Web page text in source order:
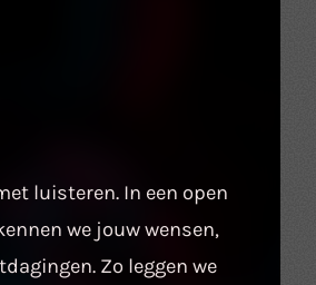
luisteren. In een open
we jouw wensen,
Zo leggen we